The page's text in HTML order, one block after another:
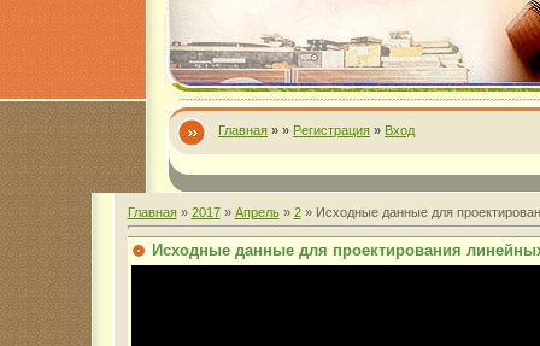
Главная » » Регистрация » Вход
Главная» 2017 » Апрель » 2» Исходные данные для
Исходные данные для проектирования